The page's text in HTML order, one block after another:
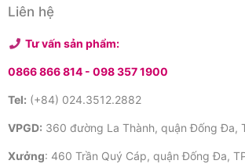
Liên hệ
Tư vấn sản phẩm:
0866 866 814 - 098 357 1900
Tel: (+84) 024.3512.2882
VPGD: 360 đường La Thành, quận Đống Đa,
Xưởng: 460 Trần Quý Cáp, quận Đống Đa,